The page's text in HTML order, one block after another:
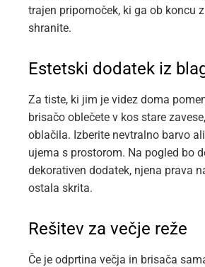
trajen pripomoček, ki ga ob koncu
shranite.
Estetski dodatek iz
Za tiste, ki jim je videz doma
brisačo oblečete v kos stare
oblačila. Izberite nevtralno barvo
ujema s prostorom. Na pogled bo
dekorativen dodatek, njena prava
ostala skrita.
Rešitev za večje reže
Če je odprtina večja in brisača